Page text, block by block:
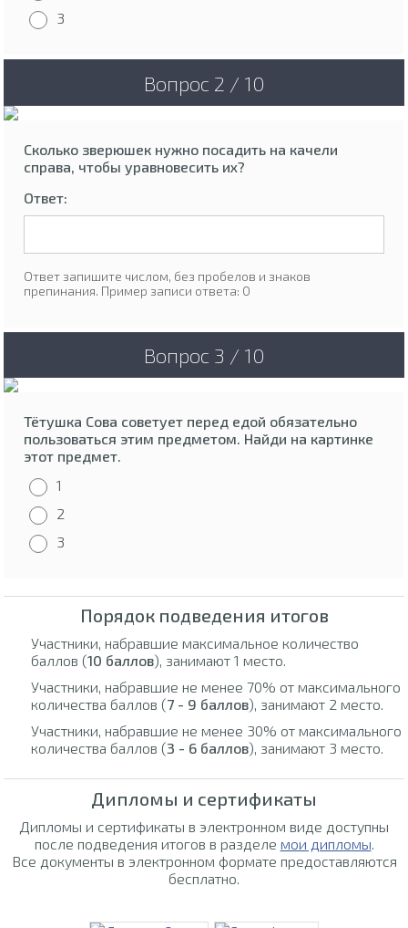
3
Вопрос 2 / 10
Сколько зверюшек нужно посадить на качели
справа, чтобы уравновесить их?
Ответ:
Ответ запишите числом, без пробелов и знаков
препинания. Пример записи ответа: 0
Вопрос 3 / 10
Тётушка Сова советует перед едой обязательно
пользоваться этим предметом. Найди на картинке
этот предмет.
1
2
3
Порядок подведения итогов
Участники, набравшие максимальное количество
баллов (10 баллов), занимают 1 место.
Участники, набравшие не менее 70% от максимального
количества баллов (7 - 9 баллов), занимают 2 место.
Участники, набравшие не менее 30% от максимального
количества баллов (3 - 6 баллов), занимают 3 место.
Дипломы и сертификаты
Дипломы и сертификаты в электронном виде доступны
после подведения итогов в разделе мои дипломы.
Все документы в электронном формате предоставляются
бесплатно.